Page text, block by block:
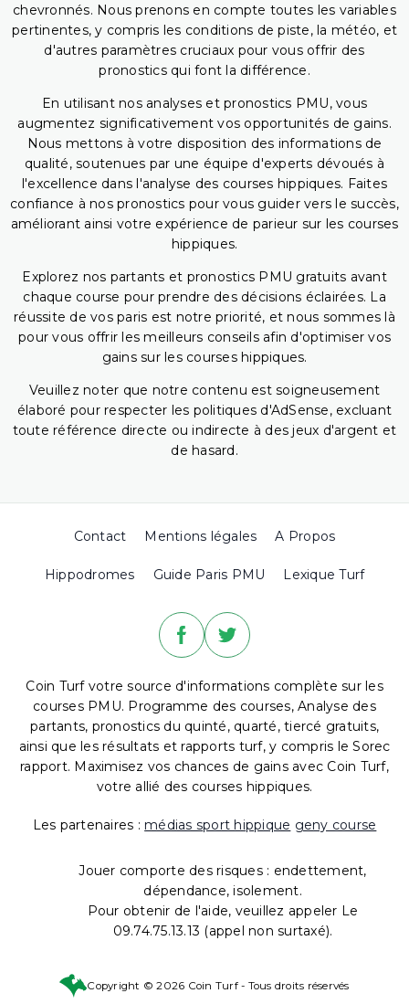
chevronnés. Nous prenons en compte toutes les variables
pertinentes, y compris les conditions de piste, la météo, et
d'autres paramètres cruciaux pour vous offrir des
pronostics qui font la différence.
En utilisant nos analyses et pronostics PMU, vous
augmentez significativement vos opportunités de gains.
Nous mettons à votre disposition des informations de
qualité, soutenues par une équipe d'experts dévoués à
l'excellence dans l'analyse des courses hippiques. Faites
confiance à nos pronostics pour vous guider vers le succès,
améliorant ainsi votre expérience de parieur sur les courses
hippiques.
Explorez nos partants et pronostics PMU gratuits avant
chaque course pour prendre des décisions éclairées. La
réussite de vos paris est notre priorité, et nous sommes là
pour vous offrir les meilleurs conseils afin d'optimiser vos
gains sur les courses hippiques.
Veuillez noter que notre contenu est soigneusement
élaboré pour respecter les politiques d'AdSense, excluant
toute référence directe ou indirecte à des jeux d'argent et
de hasard.
Contact Mentions légales A Propos
Hippodromes Guide Paris PMU Lexique Turf
Coin Turf votre source d'informations complète sur les
courses PMU. Programme des courses, Analyse des
partants, pronostics du quinté, quarté, tiercé gratuits,
ainsi que les résultats et rapports turf, y compris le Sorec
rapport. Maximisez vos chances de gains avec Coin Turf,
votre allié des courses hippiques.
Les partenaires : médias sport hippique geny course
Jouer comporte des risques : endettement,
dépendance, isolement.
Pour obtenir de l'aide, veuillez appeler Le
09.74.75.13.13 (appel non surtaxé).
Copyright © 2026 Coin Turf - Tous droits réservés